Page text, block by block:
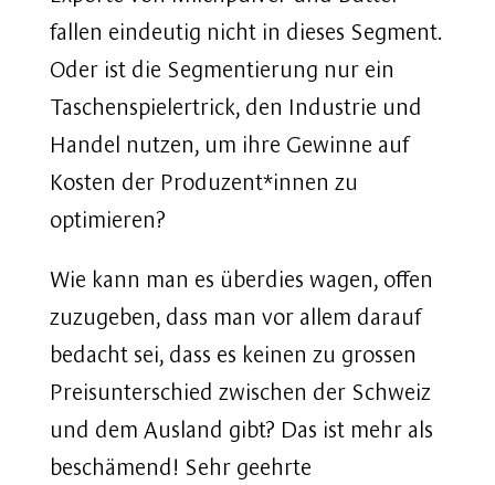
fallen eindeutig nicht in dieses Segment.
Oder ist die Segmentierung nur ein
Taschenspielertrick, den Industrie und
Handel nutzen, um ihre Gewinne auf
Kosten der Produzent*innen zu
optimieren?
Wie kann man es überdies wagen, offen
zuzugeben, dass man vor allem darauf
bedacht sei, dass es keinen zu grossen
Preisunterschied zwischen der Schweiz
und dem Ausland gibt? Das ist mehr als
beschämend! Sehr geehrte